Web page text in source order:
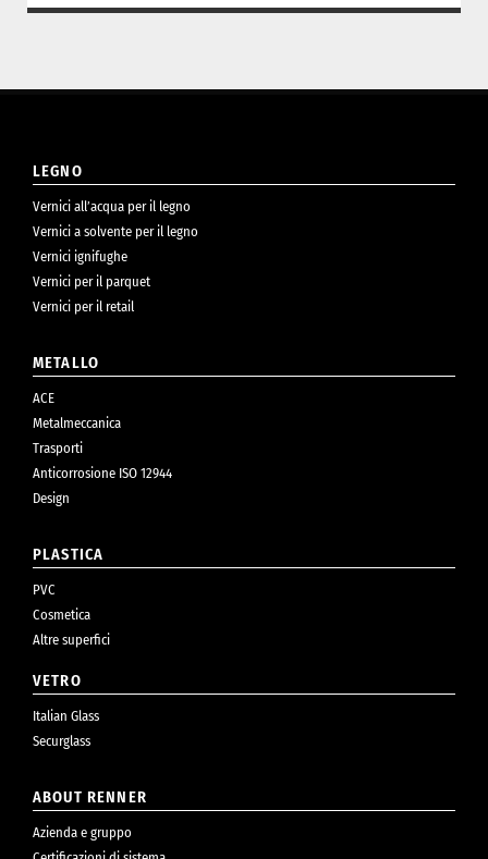
LEGNO
Vernici all’acqua per il legno
Vernici a solvente per il legno
Vernici ignifughe
Vernici per il parquet
Vernici per il retail
METALLO
ACE
Metalmeccanica
Trasporti
Anticorrosione ISO 12944
Design
PLASTICA
PVC
Cosmetica
Altre superfici
VETRO
Italian Glass
Securglass
ABOUT RENNER
Azienda e gruppo